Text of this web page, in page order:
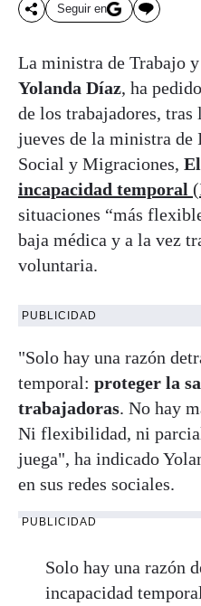
Seguir en
La ministra de Trabajo
Yolanda Díaz, ha
de los trabajadores, tras
jueves de la ministra de
Social y Migraciones,
incapacidad temporal
situaciones “más
baja médica y a la vez
voluntaria.
PUBLICIDAD
"Solo hay una razón
temporal: proteger la
trabajadoras. No hay
Ni flexibilidad, ni
juega", ha indicado
en sus redes sociales.
PUBLICIDAD
Solo hay una razón
incapacidad